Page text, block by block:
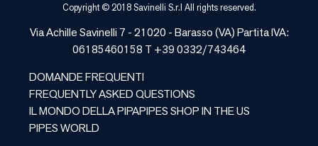
Copyright © 2018 Savinelli S.r.l All rights reserved.
Via Achille Savinelli 7 - 21020 -Barasso(VA) Partita IVA:
06185460158 T +39 0332/743464
DOMANDE FREQUENTI
FREQUENTLY ASKED QUESTIONS
IL MONDO DELLA PIPAPIPES SHOP IN THE US
PIPES WORLD